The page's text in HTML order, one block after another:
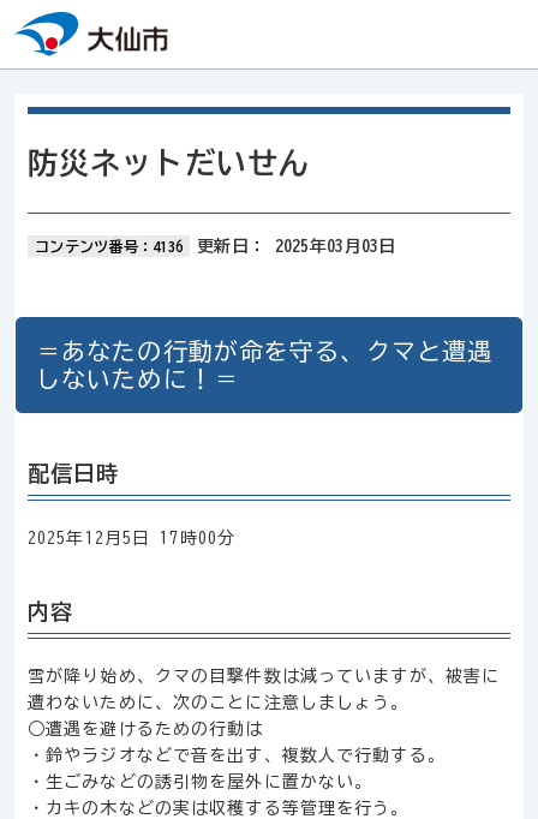
本文へスキップ
防災ネットだいせん
コンテンツ番号：4136 更新日： 2025年03月03日
＝あなたの行動が命を守る、クマと遭遇
しないために！＝
配信日時
2025年12月5日 17時00分
内容
雪が降り始め、クマの目撃件数は減っていますが、被害に
遭わないために、次のことに注意しましょう。
○遭遇を避けるための行動は
・鈴やラジオなどで音を出す、複数人で行動する。
・生ごみなどの誘引物を屋外に置かない。
・カキの木などの実は収穫する等管理を行う。